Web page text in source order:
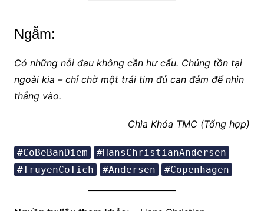
Ngẫm:
Có những nỗi đau không cần hư cấu. Chúng tồn tại
ngoài kia – chỉ chờ một trái tim đủ can đảm để nhìn
thẳng vào.
Chìa Khóa TMC (Tổng hợp)
#CoBeBanDiem
#HansChristianAndersen
#TruyenCoTich
#Andersen #Copenhagen